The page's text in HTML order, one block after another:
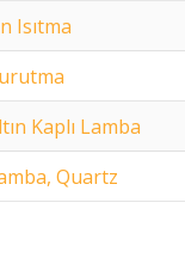
Isıtma
Kaplı Lamba
Quartz